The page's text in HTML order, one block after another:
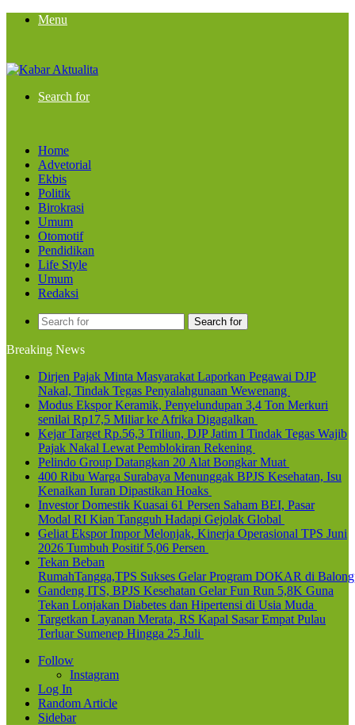
Menu
Search for
Home
Advetorial
Ekbis
Politik
Birokrasi
Umum
Otomotif
Pendidikan
Life Style
Umum
Redaksi
Search for
Breaking News
Dirjen Pajak Minta Masyarakat Laporkan Pegawai DJP
Nakal, Tindak Tegas Penyalahgunaan Wewenang
Modus Ekspor Keramik, Penyelundupan 3,4 Ton Merkuri
senilai Rp17,5 Miliar ke Afrika Digagalkan
Kejar Target Rp.56,3 Triliun, DJP Jatim I Tindak Tegas Wajib
Pajak Nakal Lewat Pemblokiran Rekening
Pelindo Group Datangkan 20 Alat Bongkar Muat
400 Ribu Warga Surabaya Menunggak BPJS Kesehatan, Isu
Kenaikan Iuran Dipastikan Hoaks
Investor Domestik Kuasai 61 Persen Saham BEI, Pasar
Modal RI Kian Tangguh Hadapi Gejolak Global
Geliat Ekspor Impor Melonjak, Kinerja Operasional TPS Juni
2026 Tumbuh Positif 5,06 Persen
Tekan Beban
RumahTangga,TPS Sukses Gelar Program DOKAR di
Gandeng ITS, BPJS Kesehatan Gelar Fun Run 5,8K Guna
Tekan Lonjakan Diabetes dan Hipertensi di Usia Muda
Targetkan Layanan Merata, RS Kapal Sasar Empat Pulau
Terluar Sumenep Hingga 25 Juli
Follow
Instagram
Log In
Random Article
Sidebar